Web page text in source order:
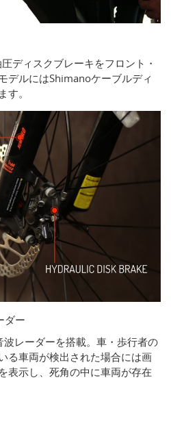
ディスクブレーキをフロント・
デルにはShimanoケーブルディ
。
ダー
レーダーを搭載。車・歩行者の
る車両が検出された場合には画
表示し、死角の中に車両が存在